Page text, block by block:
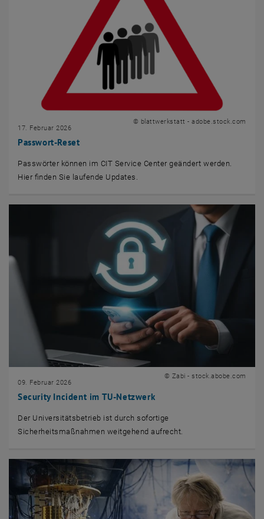
Passwort-Reset
17. Februar 2026
© blattwerkstatt - adobe.stock.com
Passwörter können im CIT Service Center geändert werden.
Hier finden Sie laufende Updates.
Security Incident im TU-Netzwerk
09. Februar 2026
© Zabi - stock.abobe.com
Der Universitätsbetrieb ist durch sofortige
Sicherheitsmaßnahmen weitgehend aufrecht.